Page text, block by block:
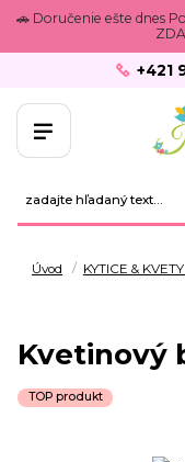
🚗 Doručenie ešte dnes
+421
Úvod KYTICE & KVETY
Kvetinový
TOP produkt